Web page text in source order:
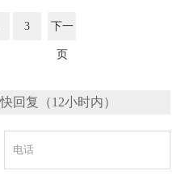
3 下一
页
回复（12小时内）